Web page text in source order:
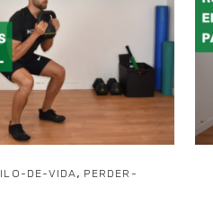
DE-VIDA , PERDER-